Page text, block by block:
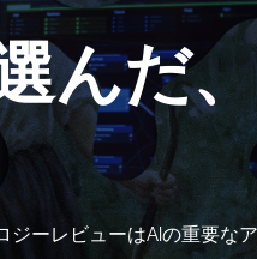
んだ
ーレビューはAIの重要な